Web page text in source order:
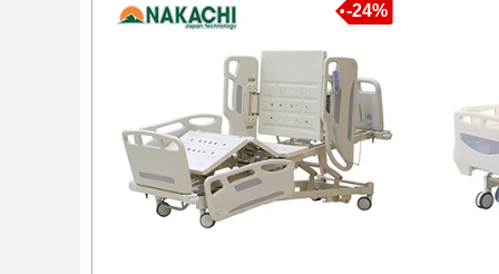
4,550,000 VNĐ
3,550,000 VNĐ
-19%
-24%